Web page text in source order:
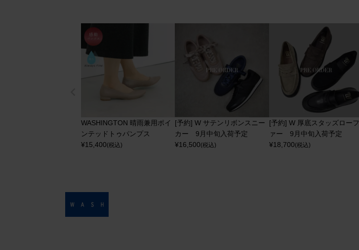
WASHINGTON 晴雨兼用ポイ
ンテッドトゥパンプス
¥15,400(税込)
[予約] W サテンリボンスニー
カー 9月中旬入荷予定
¥16,500(税込)
[予約] W 厚底スタッズローフ
ァー 9月中旬入荷予定
¥18,700(税込)